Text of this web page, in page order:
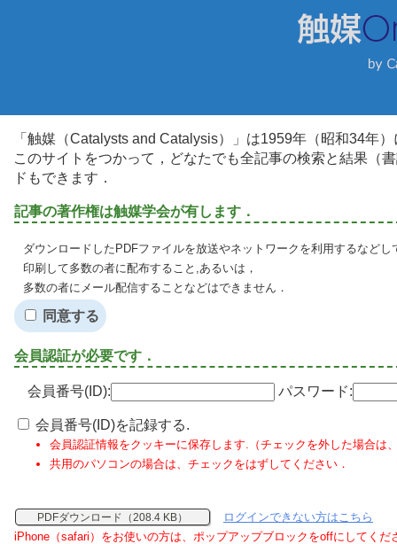
「触媒（Catalysts and Catalysis）」は1959年（昭和34年
このサイトをつかって，どなたでも全記事の検索と結果（
ドもできます．
記事の著作権は触媒学会が有します．
ダウンロードしたPDFファイルを放送やネットワークを利用するなど
印刷して多数の者に配布すること,あるいは，
多数の者にメール配信することなどはできません．
同意する
会員認証が必要です．
会員番号(ID): パスワード:
会員番号(ID)を記録する.
会員認証情報をクッキーに保存します.（チェックを外した場合は
共用のパソコンの場合は、チェックをはずしてください．
PDFダウンロード（208.4 KB）
ログインできない方はこちら
iPhone（safari）をお使いの方は、ポップアップブロックをoffにしてくだ